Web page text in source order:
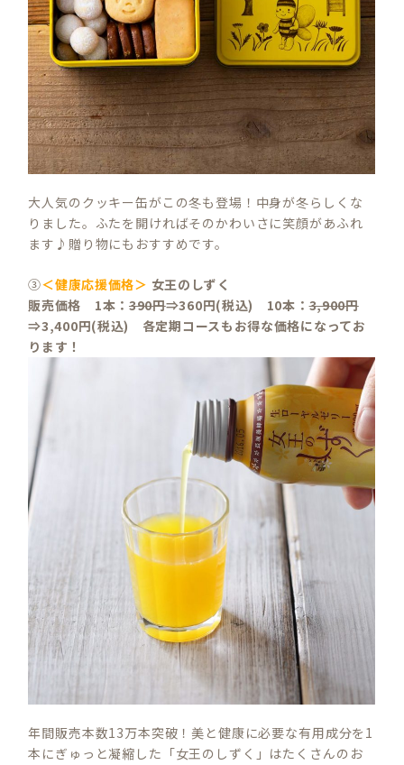
大人気のクッキー缶がこの冬も登場！中身が冬らしくな
りました。ふたを開ければそのかわいさに笑顔があふれ
ます♪贈り物にもおすすめです。
③＜健康応援価格＞ 女王のしずく
販売価格 1本： 390円⇒360円(税込) 10本：3,900円
⇒3,400円(税込) 各定期コースもお得な価格になってお
ります！
年間販売本数13万本突破！美と健康に必要な有用成分を1
本にぎゅっと凝縮した「女王のしずく」はたくさんのお